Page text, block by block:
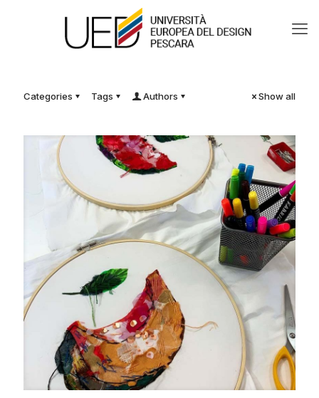
Categories Tags Authors Show all